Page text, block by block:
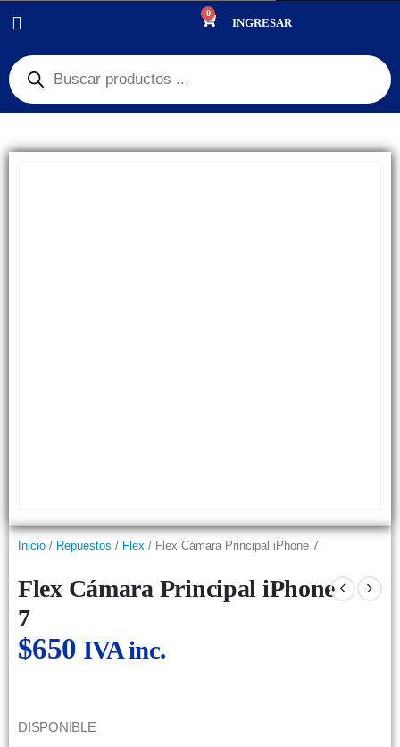
0
INGRESAR
FLEX
Inicio / Repuestos / Flex / Flex Cámara Principal iPhone 7
Flex Cámara Principal iPhone
7
$650 IVA inc.
DISPONIBLE